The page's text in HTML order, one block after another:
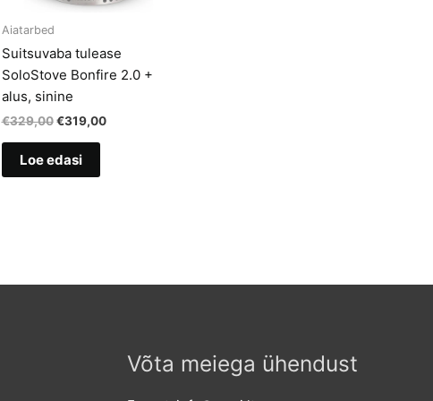
Aiatarbed
Suitsuvaba tulease
SoloStove Bonfire 2.0 +
alus, sinine
€329,00 Algne
€329,00.
€319,00Current
Loe edasi
Võta meiega ühendust